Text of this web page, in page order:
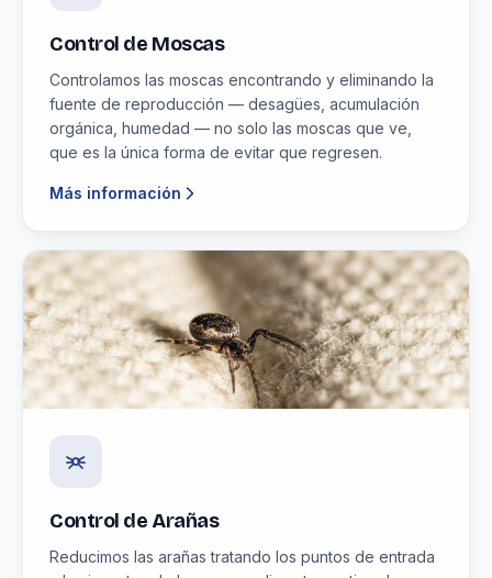
Control de Moscas
Controlamos las moscas encontrando y eliminando la
fuente de reproducción — desagües, acumulación
orgánica, humedad — no solo las moscas que ve,
que es la única forma de evitar que regresen.
Más información
Control de Arañas
Reducimos las arañas tratando los puntos de entrada